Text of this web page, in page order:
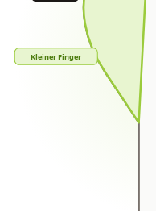
Kleiner Finger